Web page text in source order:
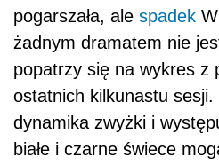
pogarszała, ale spadek
żadnym dramatem nie
popatrzy się na wykres z
ostatnich kilkunastu sesji.
dynamika zwyżki i
białe i czarne świece